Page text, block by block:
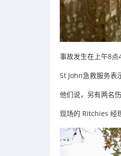
事故发生在上午8点
St John急救服务表
他们说， 另有两名
现场的 Ritchies 经